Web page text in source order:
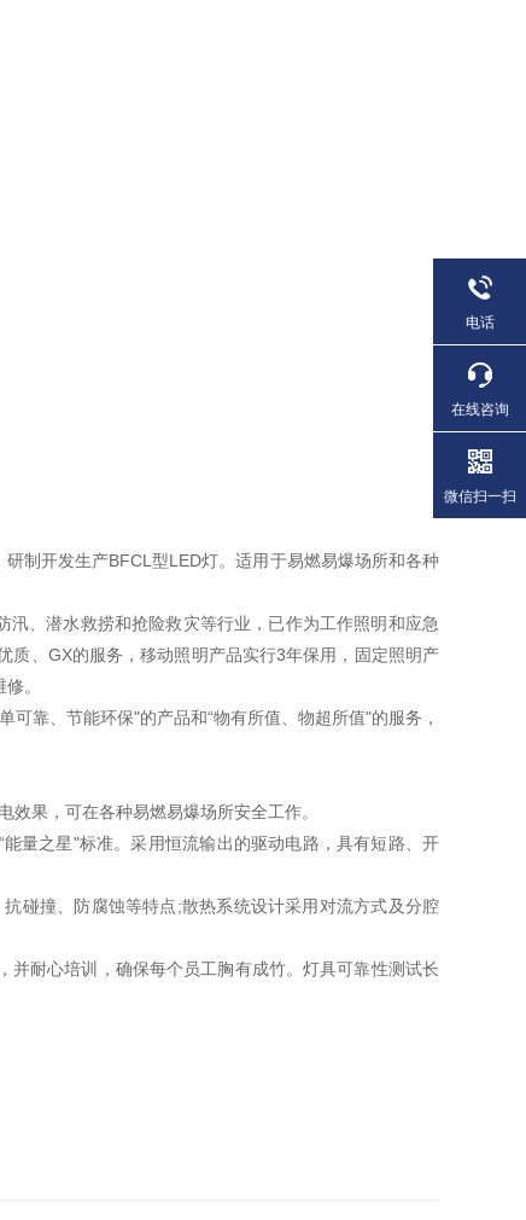
制开发生产BFCL型LED灯。适用于易燃易爆场所和各种
、潜水救捞和抢险救灾等行业，已作为工作照明和应急
质、GX的服务，移动照明产品实行3年保用，固定照明产
。
靠、节能环保"的产品和“物有所值、物超所值"的服务，
果，可在各种易燃易爆场所安全工作。
量之星"标准。采用恒流输出的驱动电路，具有短路、开
碰撞、防腐蚀等特点;散热系统设计采用对流方式及分腔
耐心培训，确保每个员工胸有成竹。灯具可靠性测试长
电话
在线咨询
微信扫一扫